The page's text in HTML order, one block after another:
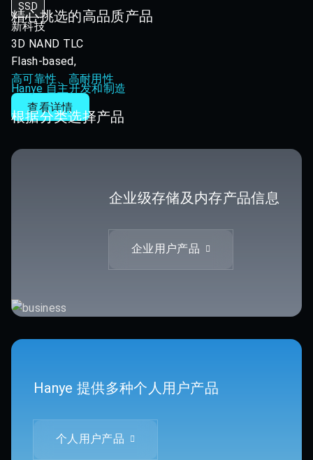
SSD
新科技
3D NAND TLC
Flash-based,
高可靠性、高耐用性
查看详情
精心挑选的高品质产品
Hanye 自主开发和制造
根据分类选择产品
企业级存储及内存产品信息
企业用户产品
Hanye 提供多种个人用户产品
个人用户产品